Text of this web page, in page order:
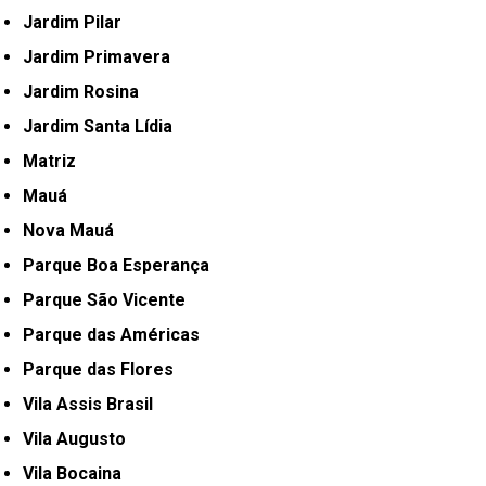
Jardim Pilar
Jardim Primavera
Jardim Rosina
Jardim Santa Lídia
Matriz
Mauá
Nova Mauá
Parque Boa Esperança
Parque São Vicente
Parque das Américas
Parque das Flores
Vila Assis Brasil
Vila Augusto
Vila Bocaina